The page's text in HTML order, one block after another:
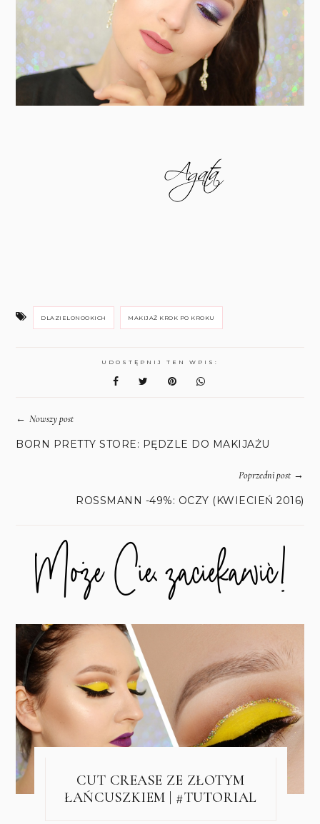
DLAZIELONOOKICH MAKIJAŻ KROK PO KROKU
UDOSTĘPNIJ TEN WPIS:
← Nowszy post
BORN PRETTY STORE: PĘDZLE DO MAKIJAŻU
Poprzedni post→
ROSSMANN -49%: OCZY (KWIECIEŃ 2016)
CUT CREASE ZE ZŁOTYM
ŁAŃCUSZKIEM | #TUTORIAL